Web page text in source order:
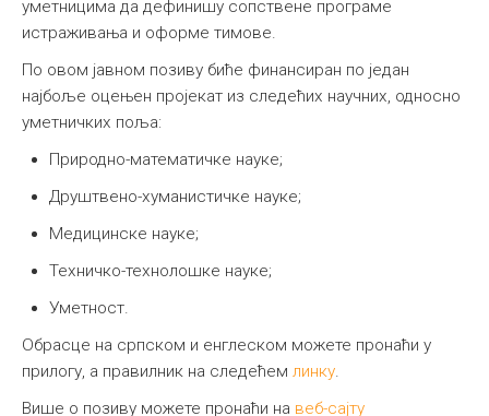
уметницима да дефинишу сопствене програме
истраживања и оформе тимове.
По овом јавном позиву биће финансиран по један
најбоље оцењен пројекат из следећих научних, односно
уметничких поља:
Природно-математичке науке;
Друштвено-хуманистичке науке;
Медицинске науке;
Техничко-технолошке науке;
Уметност.
Обрасце на српском и енглеском можете пронаћи у
прилогу, а правилник на следећем линку.
Више о позиву можете пронаћи на веб-сајту